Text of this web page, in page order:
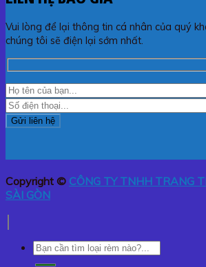
Vui lòng để lại thông tin cá nhân của quý
chúng tôi sẽ điện lại sớm nhất.
Copyright © CÔNG TY TNHH TRANG
SÀI GÒN
Tìm
kiếm: